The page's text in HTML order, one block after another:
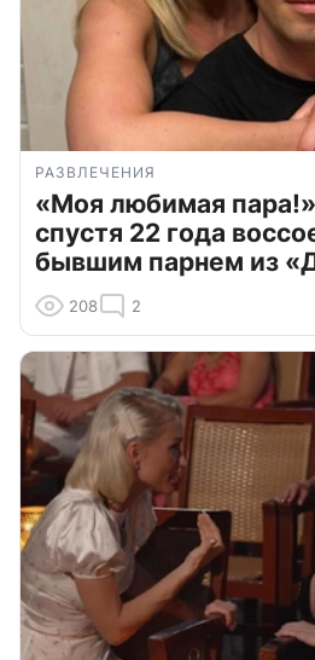
РАЗВЛЕЧЕНИЯ
«Моя любимая
спустя 22 года
бывшим парнем из
208 2